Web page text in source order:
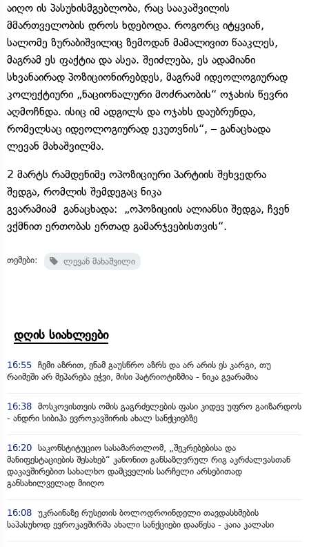
აიღო ის პასუხისმგებლობა, რაც სააკაშვილის
მმართველობის დროს ხდებოდა. როგორც იტყვიან,
სალომე ზურაბიშვილიც ზემოდან მამალივით წააკლეს,
მაგრამ ეს ფაქტია და ასეა. შეიძლება, ეს ადამიანი
სხვანაირად პოზიციონირებდეს, მაგრამ იდეოლოგიურად
კოლექტიური „ნაციონალური მოძრაობის“ ოჯახის წევრი
აღმოჩნდა. ისიც იმ ადგილს და ოჯახს დაუბრუნდა,
რომელსაც იდეოლოგიურად ეკუთვნის“, – განაცხადა
ლევან მახაშვილმა.
2 მარტს რამდენიმე ოპოზიციური პარტიის შეხვედრა
შედგა, რომლის შემდეგაც ნიკა
გვარამიამ განაცხადა: „ოპოზიციის ალიანსი შედგა, ჩვენ
ვქმნით ერთობას ერთად გამარჯვებისთვის“.
თემები: ლევან მახაშვილი
დღის სიახლეები
16:55 ჩემი აზრით, ენამ გაუსწრო აზრს და არ არის ეს კარგი, თუ
რაიმეში არ მეპარება ეჭვი, მისი პატრიოტიზმია - ნიკა გვარამია
16:38 მოსკოვისთვის ომის გაგრძელების ფასი კიდევ უფრო გაიზარდოს
- ანდრი სიბიჰა ევროკავშირის ახალ სანქციებზე
16:20 საკონსტიტუციო სასამართლომ, „შეკრებებისა და
მანიფესტაციების შესახებ“ კანონით განსაზღვრულ რიგ აკრძალვასთან
დაკავშირებით სახალხო დამცველის სარჩელი არსებითად
განსახილველად მიიღო
16:08 უკრაინაზე რუსეთის ბოლოდროინდელი თავდასხმების
საპასუხოდ ევროკავშირმა ახალი სანქციები დააწესა - კაია კალასი